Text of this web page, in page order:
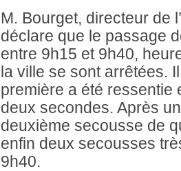
M. Bourget, directeur de
déclare que le passage
entre 9h15 et 9h40,
la ville se sont arrêtées.
première a été ressentie
deux secondes. Après
deuxième secousse de
enfin deux secousses
9h40.